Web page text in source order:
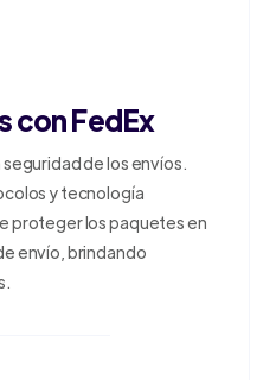
con FedEx
de los envíos.
y tecnología
proteger los paquetes en
envío, brindando